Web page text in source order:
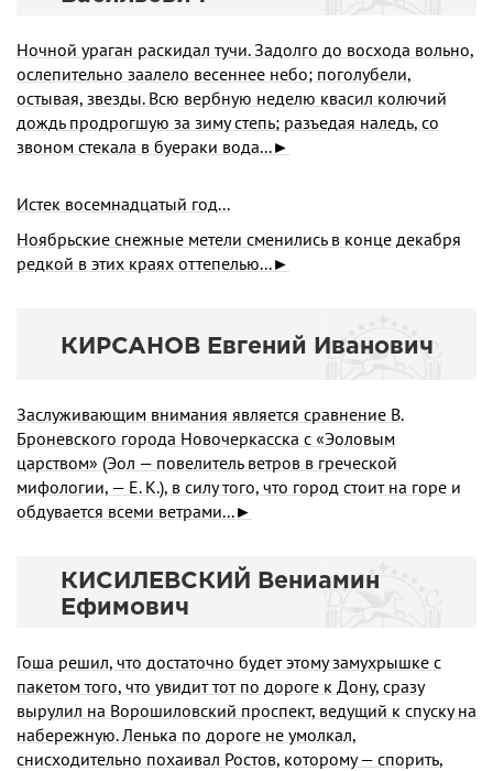
Ночной ураган раскидал тучи. Задолго до восхода вольно,
ослепи­тельно заалело весеннее небо; поголубели,
остывая, звезды. Всю вербную неделю квасил колючий
дождь продрогшую за зиму степь; разъедая на­ледь, со
звоном стекала в буераки вода...►
Истек восемнадцатый год...
Ноябрьские снежные метели сменились в конце декабря
редкой в этих краях оттепелью...►
КИРСАНОВ Евгений Иванович
Заслуживающим внимания является сравнение В.
Броневского города Новочеркасска с «Эоловым
царством» (Эол — повелитель ветров в греческой
мифологии, — Е. К.), в силу того, что город стоит на горе и
обдувается всеми ветрами...►
КИСИЛЕВСКИЙ Вениамин
Ефимович
Гоша решил, что достаточно будет этому замухрышке с
пакетом того, что увидит тот по дороге к Дону, сразу
вырулил на Ворошиловский проспект, ведущий к спуску на
набережную. Ленька по дороге не умолкал,
снисходительно похаивал Ростов, которому — спорить,